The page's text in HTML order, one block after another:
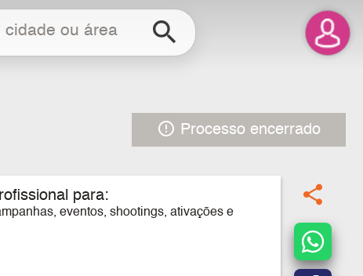
search
error_outline Processo encerrado
para:
eventos, shootings, ativações e
share